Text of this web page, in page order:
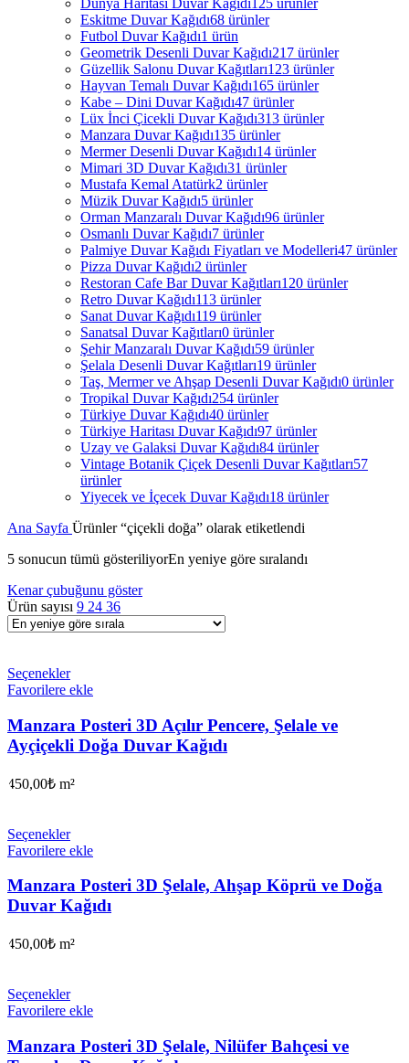
Dünya Haritası Duvar Kağıdı 125 ürünler
Eskitme Duvar Kağıdı68 ürünler
Futbol Duvar Kağıdı1 ürün
Geometrik Desenli Duvar Kağıdı217 ürünler
Güzellik Salonu Duvar Kağıtları123 ürünler
Hayvan Temalı Duvar Kağıdı165 ürünler
Kabe – Dini Duvar Kağıdı47 ürünler
Lüx İnci Çicekli Duvar Kağıdı313 ürünler
Manzara Duvar Kağıdı135 ürünler
Mermer Desenli Duvar Kağıdı14 ürünler
Mimari 3D Duvar Kağıdı31 ürünler
Mustafa Kemal Atatürk2 ürünler
Müzik Duvar Kağıdı5 ürünler
Orman Manzaralı Duvar Kağıdı96 ürünler
Osmanlı Duvar Kağıdı7 ürünler
Palmiye Duvar Kağıdı Fiyatları ve Modelleri47 ürünler
Pizza Duvar Kağıdı2 ürünler
Restoran Cafe Bar Duvar Kağıtları120 ürünler
Retro Duvar Kağıdı113 ürünler
Sanat Duvar Kağıdı119 ürünler
Sanatsal Duvar Kağıtları0 ürünler
Şehir Manzaralı Duvar Kağıdı59 ürünler
Şelala Desenli Duvar Kağıtları19 ürünler
Taş, Mermer ve Ahşap Desenli Duvar Kağıdı0 ürünler
Tropikal Duvar Kağıdı254 ürünler
Türkiye Duvar Kağıdı40 ürünler
Türkiye Haritası Duvar Kağıdı97 ürünler
Uzay ve Galaksi Duvar Kağıdı84 ürünler
Vintage Botanik Çiçek Desenli Duvar Kağıtları57
ürünler
Yiyecek ve İçecek Duvar Kağıdı18 ürünler
Ana Sayfa Ürünler “çiçekli doğa” olarak etiketlendi
5 sonucun tümü gösteriliyorEn yeniye göre sıralandı
Kenar çubuğunu göster
Ürün sayısı 9 24 36
Seçenekler
Favorilere ekle
Manzara Posteri 3D Açılır Pencere, Şelale ve
Ayçiçekli Doğa Duvar Kağıdı
450,00₺ m²
Seçenekler
Favorilere ekle
Manzara Posteri 3D Şelale, Ahşap Köprü ve Doğa
Duvar Kağıdı
450,00₺ m²
Seçenekler
Favorilere ekle
Manzara Posteri 3D Şelale, Nilüfer Bahçesi ve